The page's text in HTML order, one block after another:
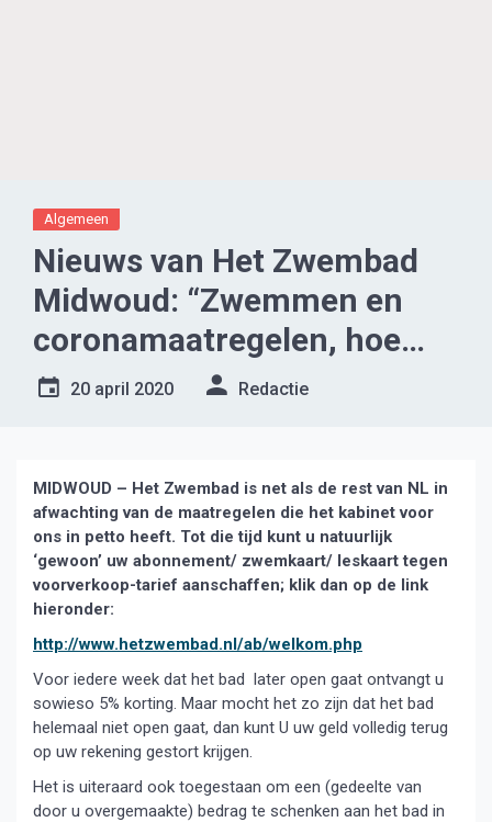
Algemeen
Nieuws van Het Zwembad
Midwoud: “Zwemmen en
coronamaatregelen, hoe
verder?”
20 april 2020 Redactie
MIDWOUD – Het Zwembad is net als de rest van NL in
afwachting van de maatregelen die het kabinet voor
ons in petto heeft. Tot die tijd kunt u natuurlijk
‘gewoon’ uw abonnement/ zwemkaart/ leskaart tegen
voorverkoop-tarief aanschaffen; klik dan op de link
hieronder:
http://www.hetzwembad.nl/ab/welkom.php
Voor iedere week dat het bad later open gaat ontvangt u
sowieso 5% korting. Maar mocht het zo zijn dat het bad
helemaal niet open gaat, dan kunt U uw geld volledig terug
op uw rekening gestort krijgen.
Het is uiteraard ook toegestaan om een (gedeelte van
door u overgemaakte) bedrag te schenken aan het bad in